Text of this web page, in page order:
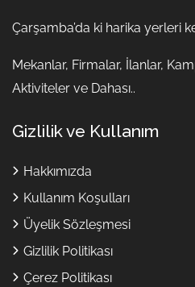
Çarşamba’da ki harika yerleri
Mekanlar, Firmalar, İlanlar,
Aktiviteler ve Dahası..
Gizlilik ve Kullanım
Hakkımızda
Kullanım Koşulları
Üyelik Sözleşmesi
Gizlilik Politikası
Çerez Politikası